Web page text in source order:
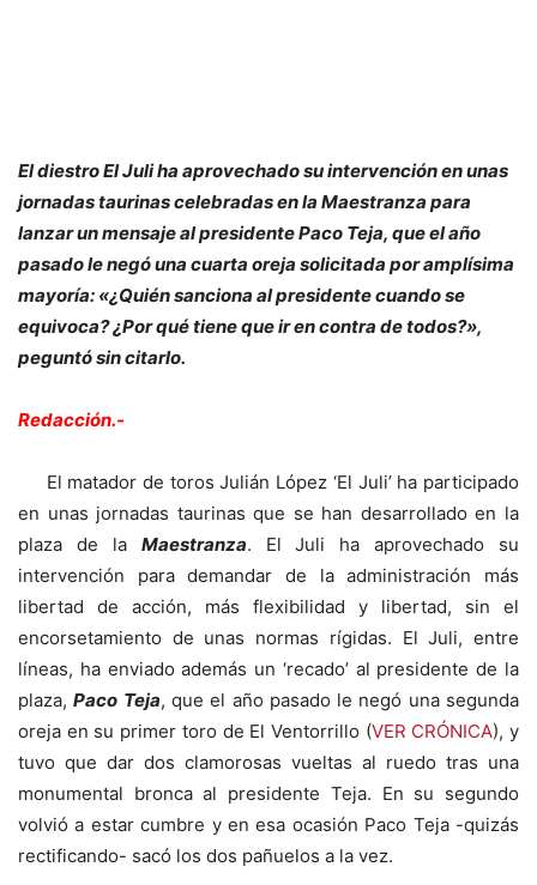
El diestro El Juli ha aprovechado su intervención en unas
jornadas taurinas celebradas en la Maestranza para
lanzar un mensaje al presidente Paco Teja, que el año
pasado le negó una cuarta oreja solicitada por amplísima
mayoría: «¿Quién sanciona al presidente cuando se
equivoca? ¿Por qué tiene que ir en contra de todos?»,
peguntó sin citarlo.
Redacción.-
El matador de toros Julián López ‘El Juli’ ha participado
en unas jornadas taurinas que se han desarrollado en la
plaza de la Maestranza. El Juli ha aprovechado su
intervención para demandar de la administración más
libertad de acción, más flexibilidad y libertad, sin el
encorsetamiento de unas normas rígidas. El Juli, entre
líneas, ha enviado además un ‘recado’ al presidente de la
plaza,Paco Teja, que el año pasado le negó una segunda
oreja en su primer toro de El Ventorrillo (VER CRÓNICA), y
tuvo que dar dos clamorosas vueltas al ruedo tras una
monumental bronca al presidente Teja. En su segundo
volvió a estar cumbre y en esa ocasión Paco Teja -quizás
rectificando- sacó los dos pañuelos a la vez.